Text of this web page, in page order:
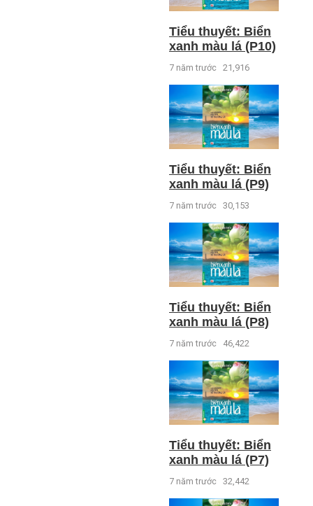
Tiểu thuyết: Biển
xanh màu lá (P10)
7 năm trước 21,916
Tiểu thuyết: Biển
xanh màu lá (P9)
7 năm trước 30,153
Tiểu thuyết: Biển
xanh màu lá (P8)
7 năm trước 46,422
Tiểu thuyết: Biển
xanh màu lá (P7)
7 năm trước 32,442